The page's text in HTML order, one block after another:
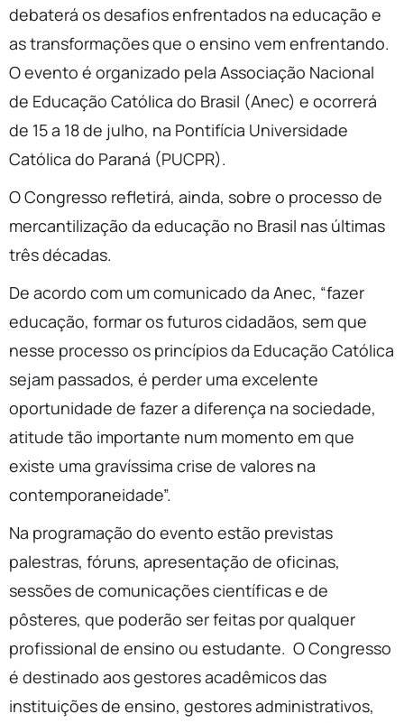
debaterá os desafios enfrentados na educação e
as transformações que o ensino vem enfrentando.
O evento é organizado pela Associação Nacional
de Educação Católica do Brasil (Anec) e ocorrerá
de 15 a 18 de julho, na Pontifícia Universidade
Católica do Paraná (PUCPR).
O Congresso refletirá, ainda, sobre o processo de
mercantilização da educação no Brasil nas últimas
três décadas.
De acordo com um comunicado da Anec, “fazer
educação, formar os futuros cidadãos, sem que
nesse processo os princípios da Educação Católica
sejam passados, é perder uma excelente
oportunidade de fazer a diferença na sociedade,
atitude tão importante num momento em que
existe uma gravíssima crise de valores na
contemporaneidade”.
Na programação do evento estão previstas
palestras, fóruns, apresentação de oficinas,
sessões de comunicações científicas e de
pôsteres, que poderão ser feitas por qualquer
profissional de ensino ou estudante. O Congresso
é destinado aos gestores acadêmicos das
instituições de ensino, gestores administrativos,